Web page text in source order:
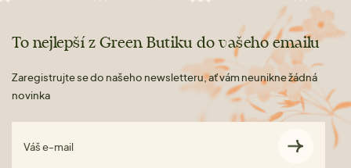
To nejlepší z Green Butiku do vašeho emailu
Zaregistrujte se do našeho newsletteru, ať vám neunikne žádná
novinka
Váš e-mail